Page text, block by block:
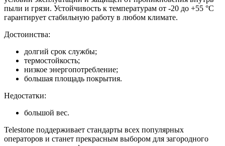
пыли и грязи. Устойчивость к температурам от -20 до +55 °С
гарантирует стабильную работу в любом климате.
Достоинства:
долгий срок службы;
термостойкость;
низкое энергопотребление;
большая площадь покрытия.
Недостатки:
большой вес.
Telestone поддерживает стандарты всех популярных
операторов и станет прекрасным выбором для загородного